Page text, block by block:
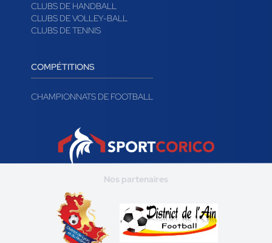
CLUBS DE HANDBALL
CLUBS DE VOLLEY-BALL
CLUBS DE TENNIS
COMPÉTITIONS
CHAMPIONNATS DE FOOTBALL
Nos partenaires